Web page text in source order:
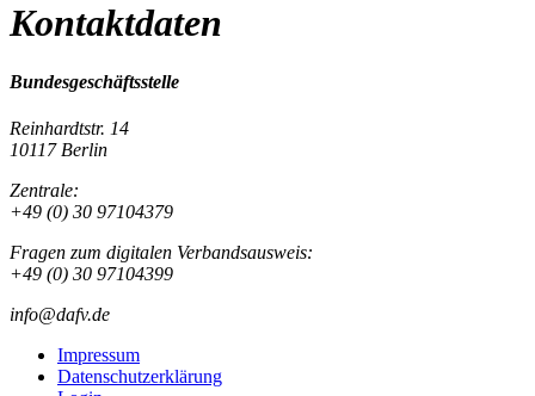
Kontaktdaten
Bundesgeschäftsstelle
Reinhardtstr. 14
10117 Berlin
Zentrale:
+49 (0) 30 97104379
Fragen zum digitalen Verbandsausweis:
+49 (0) 30 97104399
info@dafv.de
Impressum
Datenschutzerklärung